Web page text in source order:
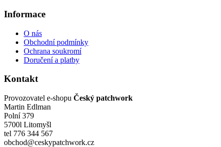
Informace
O nás
Obchodní podmínky
Ochrana soukromí
Doručení a platby
Kontakt
Provozovatel e-shopu Český patchwork
Martin Edlman
Polní 379
5700l Litomyšl
tel 776 344 567
obchod@ceskypatchwork.cz